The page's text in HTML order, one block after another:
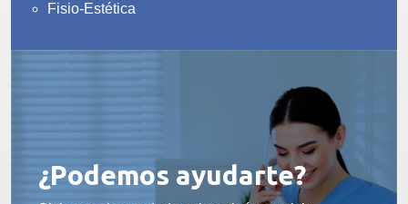
Fisio-Estética
¿Podemos ayudarte?